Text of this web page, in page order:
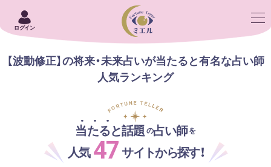
ログイン
【波動修正】の将来・未来占いが当たると有名な占い師
人気ランキング
当たると話題の占い師を
人気47サイトから探す！